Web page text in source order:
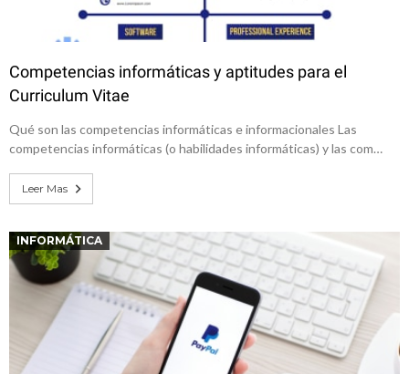
Competencias informáticas y aptitudes para el
Curriculum Vitae
Qué son las competencias informáticas e informacionales Las
competencias informáticas (o habilidades informáticas) y las com…
Leer Mas
INFORMÁTICA